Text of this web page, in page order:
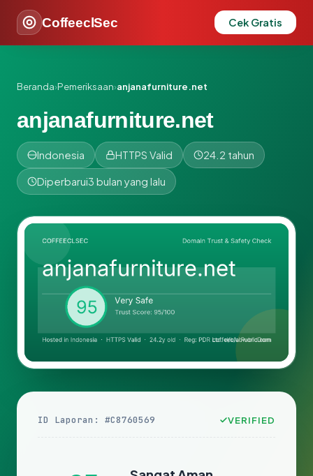
CoffeeclSec Cek Gratis
Beranda›Pemeriksaan›anjanafurniture.net
anjanafurniture.net
Indonesia HTTPS Valid 24.2 tahun
Diperbarui3 bulan yang lalu
ID Laporan: #C8760569 VERIFIED